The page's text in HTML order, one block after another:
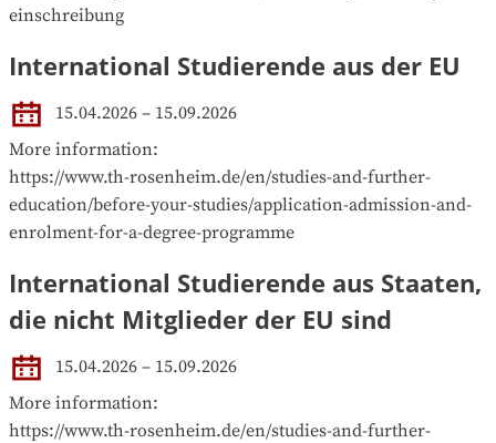
einschreibung
International Studierende aus der EU
15.04.2026 – 15.09.2026
More information:
https://www.th-rosenheim.de/en/studies-and-further-
education/before-your-studies/application-admission-and-
enrolment-for-a-degree-programme
International Studierende aus Staaten,
die nicht Mitglieder der EU sind
15.04.2026 – 15.09.2026
More information:
https://www.th-rosenheim.de/en/studies-and-further-